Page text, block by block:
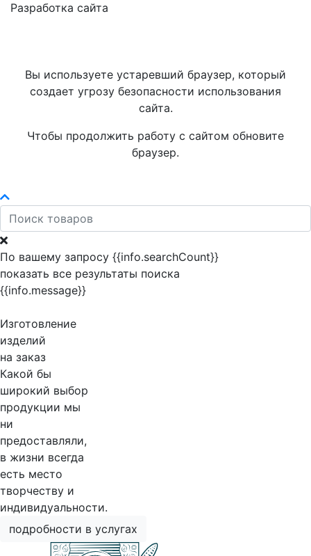
Разработка сайта
Вы используете устаревший браузер, который
создает угрозу безопасности использования
сайта.
Чтобы продолжить работу с сайтом обновите
браузер.
По вашему запросу {{info.searchCount}}
показать все результаты поиска
{{info.message}}
Изготовление
изделий
на заказ
Какой бы
широкий выбор
продукции мы
ни
предоставляли,
в жизни всегда
есть место
творчеству и
индивидуальности.
подробности в услугах